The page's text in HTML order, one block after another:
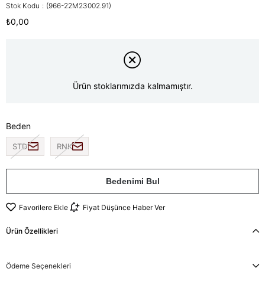
Stok Kodu (966-22M23002.91)
₺0,00
Ürün stoklarımızda kalmamıştır.
Beden
STD RNK
Bedenimi Bul
Favorilere Ekle Fiyat Düşünce Haber Ver
Ürün Özellikleri
Ödeme Seçenekleri